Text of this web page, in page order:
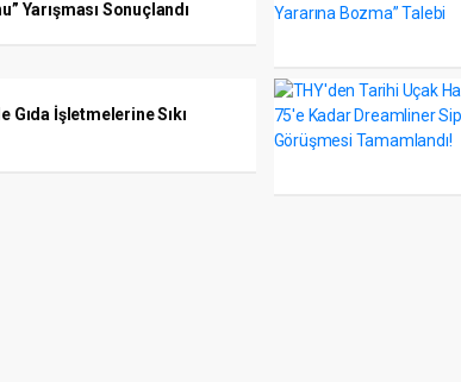
Yarışması Sonuçlandı
Gıda İşletmelerine Sıkı